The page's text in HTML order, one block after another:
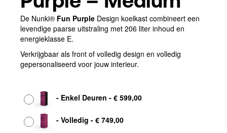
De Nunki® Fun Purple Design koelkast combineert een
levendige paarse uitstraling met 206 liter inhoud en
energieklasse E.
Verkrijgbaar als front of volledig design en volledig
gepersonaliseerd voor jouw interieur.
- Enkel Deuren - € 599,00
- Volledig - € 749,00